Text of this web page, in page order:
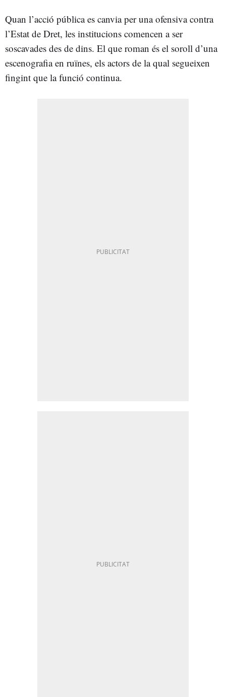
Quan l’acció pública es canvia per una ofensiva contra
l’Estat de Dret, les institucions comencen a ser
soscavades des de dins. El que roman és el soroll d’una
escenografia en ruïnes, els actors de la qual segueixen
fingint que la funció continua.